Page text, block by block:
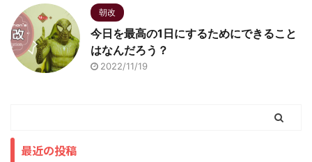
朝改
今日を最高の1日にするためにできること
はなんだろう？
2022/11/19
最近の投稿